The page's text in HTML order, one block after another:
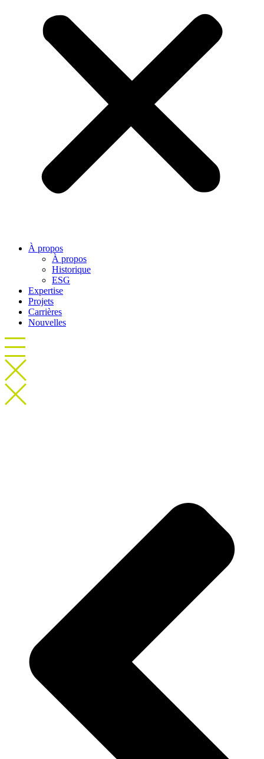
À propos
À propos
Historique
ESG
Expertise
Projets
Carrières
Nouvelles